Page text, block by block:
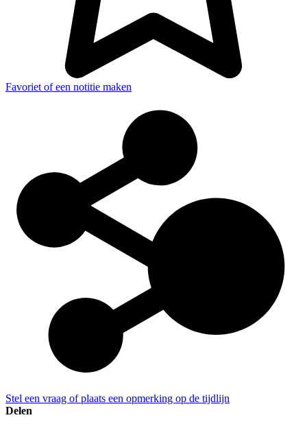
Favoriet of een notitie maken
Stel een vraag of plaats een opmerking op de tijdlijn
Delen